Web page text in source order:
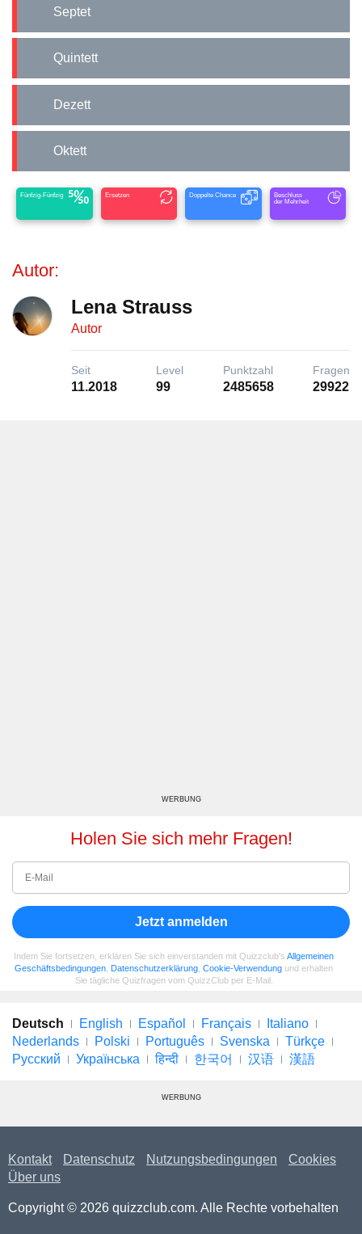
Septet
Quintett
Dezett
Oktett
Fünfzig-Fünfzig Ersetzen Doppelte Chance
Beschluss
der Mehrheit
Autor:
Lena Strauss
Autor
Seit
11.2018
Level
99
Punktzahl
2485658
Fragen
29922
WERBUNG
Holen Sie sich mehr Fragen!
Jetzt anmelden
Indem Sie fortsetzen, erklären Sie sich einverstanden mit Quizzclub's Allgemeinen
Geschäftsbedingungen Datenschutzerklärung Cookie-Verwendung und erhalten
Sie tägliche Quizfragen vom QuizzClub per E-Mail.
Deutsch English Español Français
Italiano
Nederlands
Polski Português Svenska
Türkçe
Русский
Українська हिन्दी 한국어 汉语 漢語
WERBUNG
Kontakt Datenschutz Nutzungsbedingungen
Cookies
Über uns
Copyright © 2026 quizzclub.com. Alle Rechte vorbehalten